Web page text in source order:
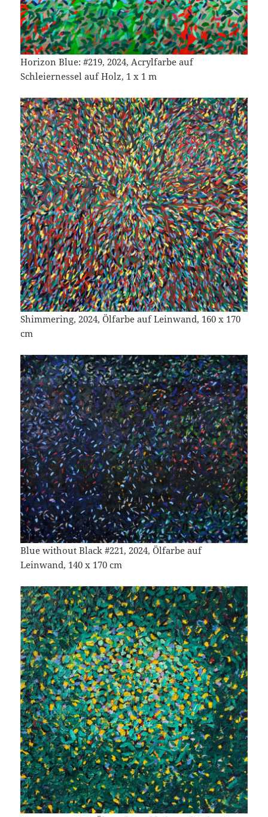
Horizon Blue: #219, 2024, Acrylfarbe auf
Schleiernessel auf Holz, 1 x 1 m
Shimmering, 2024, Ölfarbe auf Leinwand, 160 x 170
cm
Blue without Black #221, 2024, Ölfarbe auf
Leinwand, 140 x 170 cm